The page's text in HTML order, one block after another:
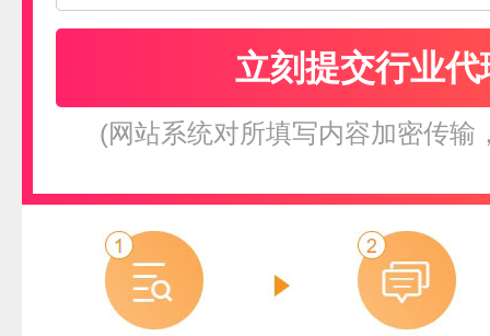
(网站系统对所填写内容加密传输